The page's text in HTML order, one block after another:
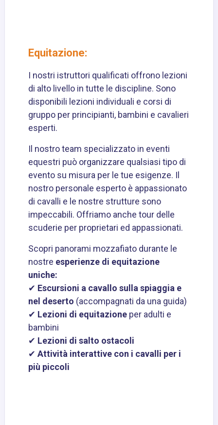
Equitazione:
I nostri istruttori qualificati offrono lezioni
di alto livello in tutte le discipline. Sono
disponibili lezioni individuali e corsi di
gruppo per principianti, bambini e cavalieri
esperti.
Il nostro team specializzato in eventi
equestri può organizzare qualsiasi tipo di
evento su misura per le tue esigenze. Il
nostro personale esperto è appassionato
di cavalli e le nostre strutture sono
impeccabili. Offriamo anche tour delle
scuderie per proprietari ed appassionati.
Scopri panorami mozzafiato durante le
nostre esperienze di equitazione
uniche:
✔ Escursioni a cavallo sulla spiaggia e
nel deserto (accompagnati da una guida)
✔ Lezioni di equitazione per adulti e
bambini
✔ Lezioni di salto ostacoli
✔ Attività interattive con i cavalli per i
più piccoli